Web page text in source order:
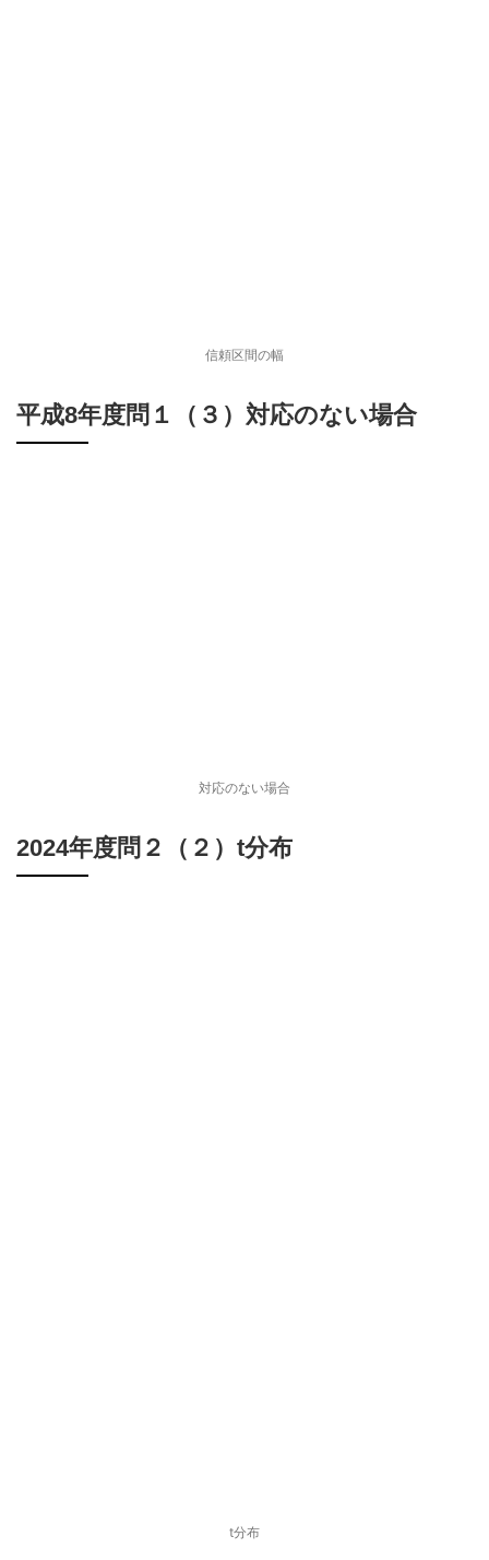
信頼区間の幅
平成8年度問１（３）対応のない場合
対応のない場合
2024年度問２（２）t分布
t分布